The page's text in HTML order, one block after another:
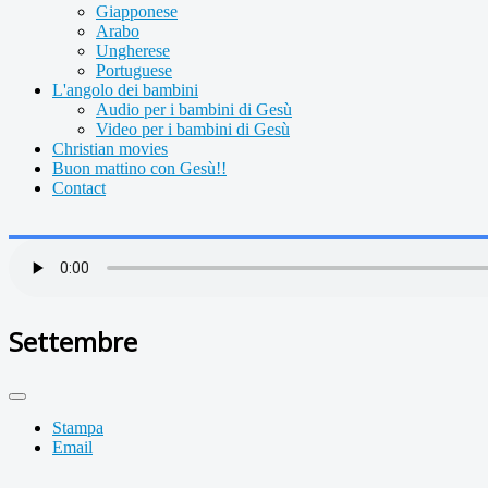
Giapponese
Arabo
Ungherese
Portuguese
L'angolo dei bambini
Audio per i bambini di Gesù
Video per i bambini di Gesù
Christian movies
Buon mattino con Gesù!!
Contact
Settembre
Stampa
Email